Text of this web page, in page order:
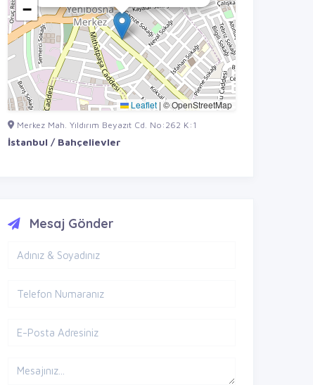
−
Leaflet | © OpenStreetMap
Merkez Mah. Yıldırım Beyazıt Cd. No:262 K:1
İstanbul / Bahçelievler
Mesaj Gönder